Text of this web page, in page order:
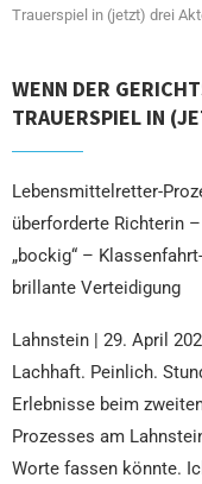
Trauerspiel in (jetzt) drei
WENN DER
TRAUERSPIEL IN
Lebensmittelretter-
überforderte Richterin
„bockig“ –
brillante Verteidigung
Lahnstein | 29. April
Lachhaft. Peinlich.
Erlebnisse beim
Prozesses am
Worte fassen könnte.